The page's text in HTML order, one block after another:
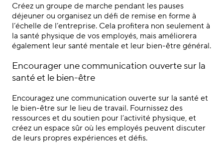
Créez un groupe de marche pendant les pauses
déjeuner ou organisez un défi de remise en forme à
l’échelle de l’entreprise. Cela profitera non seulement à
la santé physique de vos employés, mais améliorera
également leur santé mentale et leur bien-être général.
Encourager une communication ouverte sur la
santé et le bien-être
Encouragez une communication ouverte sur la santé et
le bien-être sur le lieu de travail. Fournissez des
ressources et du soutien pour l’activité physique, et
créez un espace sûr où les employés peuvent discuter
de leurs propres expériences et défis.